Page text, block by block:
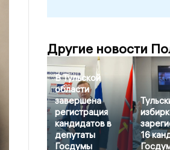
Другие новости
В Тульской
области
завершена
регистрация
кандидатов в
депутаты
Госдумы
16